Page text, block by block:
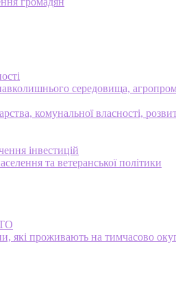
середовища,
комунальної власності,
інвестицій
та ветеранської політики
які проживають на тимчасово